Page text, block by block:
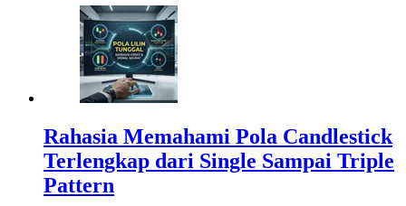
Rahasia Memahami Pola Candlestick
Terlengkap dari Single Sampai Triple
Pattern